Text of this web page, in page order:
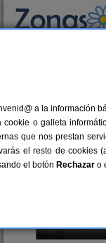
Casas
a la información
cookie o galleta
que nos prestan
el resto de cookies
el botón Rechazar o